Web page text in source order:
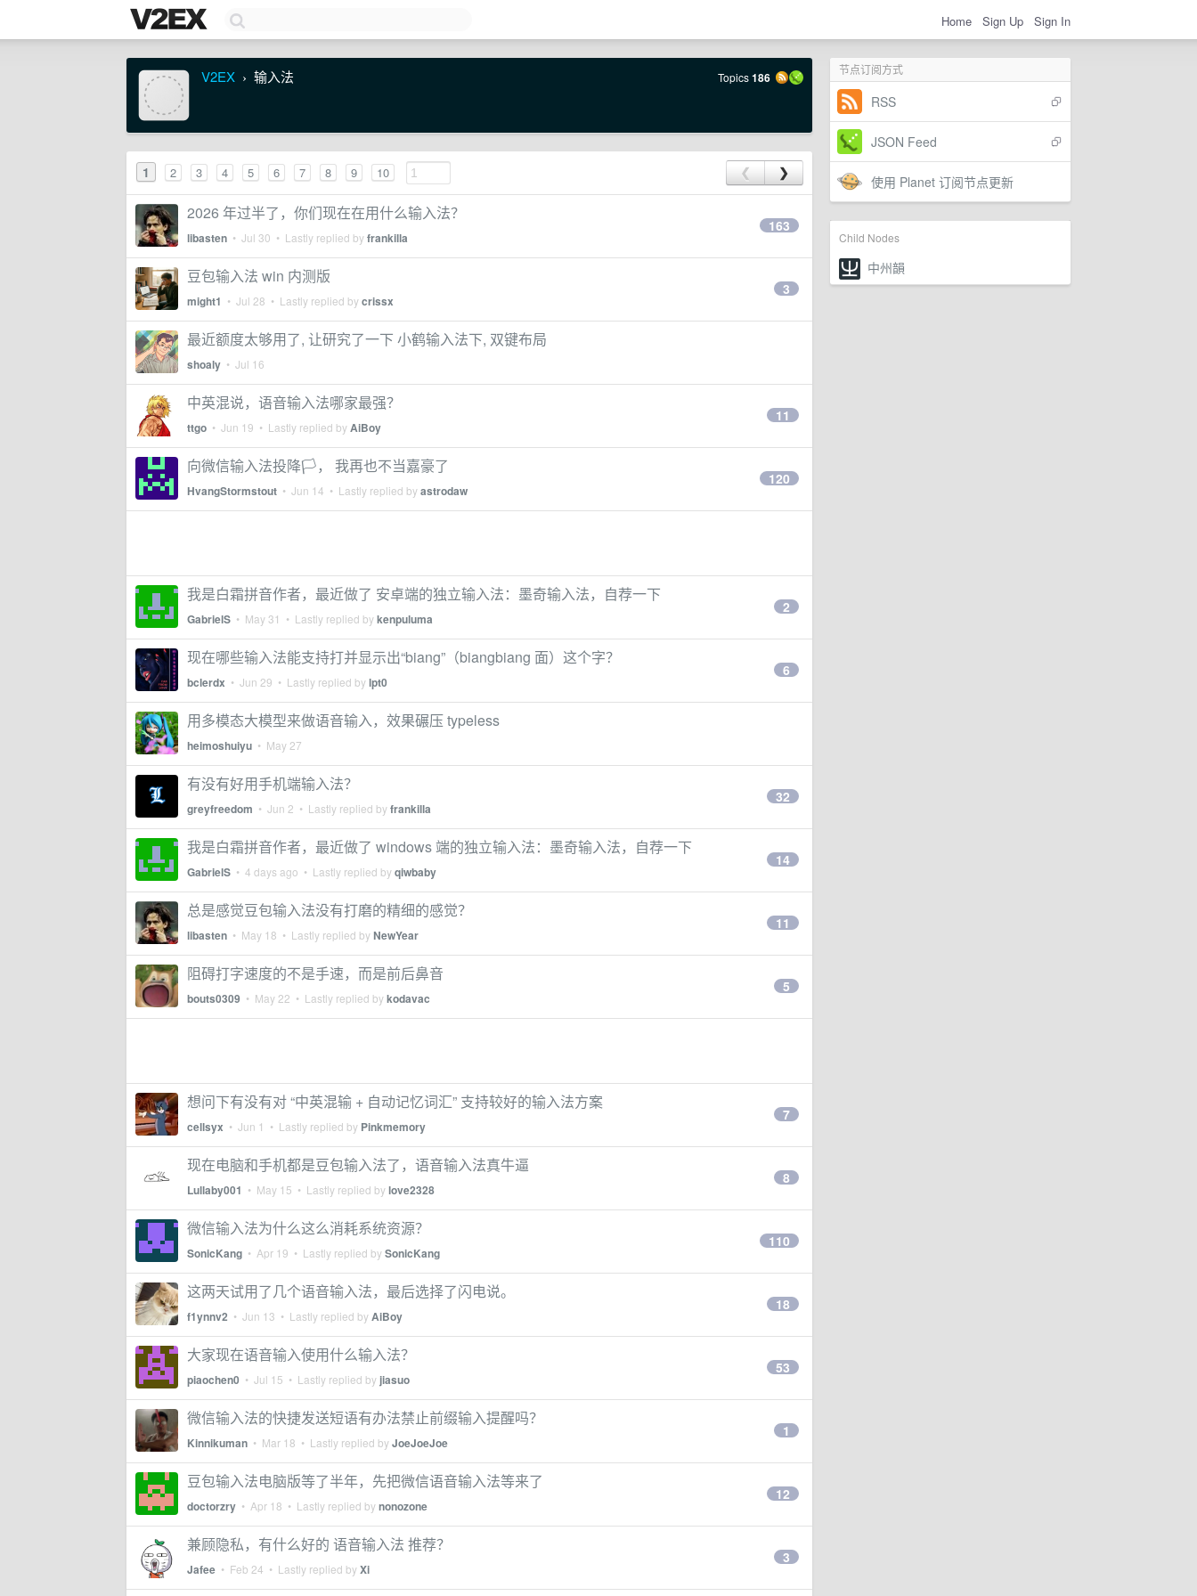
Home Sign Up Sign In
节点订阅方式
RSS
JSON Feed
使用 Planet 订阅节点更新
Child Nodes
V2EX › 输入法 Topics186
1 2 3 4 5 6 7 8 9 10 ❮ ❯
2026 年过半了，你们现在在用什么输入法？
libasten • Jul 30 • Lastly replied byfrankilla
163
豆包输入法 win 内测版
might1 • Jul 28 • Lastly replied bycrissx
3
最近额度太够用了, 让研究了一下 小鹤输入法下, 双键布局
shoaly • Jul 16
中英混说，语音输入法哪家最强？
ttgo • Jun 19 • Lastly replied byAiBoy
11
向微信输入法投降🏳️， 我再也不当嘉豪了
HvangStormstout • Jun 14 • Lastly replied byastrodaw
120
我是白霜拼音作者，最近做了 安卓端的独立输入法：墨奇输入法，自荐一下
GabrielS • May 31 • Lastly replied bykenpuluma
2
现在哪些输入法能支持打并显示出“biang”（biangbiang 面）这个字？
bclerdx • Jun 29 • Lastly replied bylpt0
6
用多模态大模型来做语音输入，效果碾压 typeless
heimoshuiyu • May 27
有没有好用手机端输入法？
greyfreedom • Jun 2 • Lastly replied byfrankilla
32
我是白霜拼音作者，最近做了 windows 端的独立输入法：墨奇输入法，自荐一下
GabrielS • 4 days ago • Lastly replied byqiwbaby
14
总是感觉豆包输入法没有打磨的精细的感觉？
libasten • May 18 • Lastly replied byNewYear
11
阻碍打字速度的不是手速，而是前后鼻音
bouts0309 • May 22 • Lastly replied bykodavac
5
想问下有没有对 “中英混输 + 自动记忆词汇” 支持较好的输入法方案
cellsyx • Jun 1 • Lastly replied by Pinkmemory
7
现在电脑和手机都是豆包输入法了，语音输入法真牛逼
Lullaby001 • May 15 • Lastly replied bylove2328
8
微信输入法为什么这么消耗系统资源？
SonicKang • Apr 19 • Lastly replied bySonicKang
110
这两天试用了几个语音输入法，最后选择了闪电说。
f1ynnv2 • Jun 13 • Lastly replied byAiBoy
18
大家现在语音输入使用什么输入法？
piaochen0 • Jul 15 • Lastly replied by jiasuo
53
微信输入法的快捷发送短语有办法禁止前缀输入提醒吗？
Kinnikuman • Mar 18 • Lastly replied byJoeJoeJoe
1
豆包输入法电脑版等了半年，先把微信语音输入法等来了
doctorzry • Apr 18 • Lastly replied bynonozone
12
兼顾隐私，有什么好的 语音输入法 推荐？
Jafee • Feb 24 • Lastly replied byXi
3